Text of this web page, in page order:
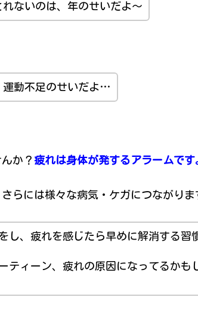
ないのは、年のせいだよ～
運動不足のせいだよ…
か？ 疲れは身体が発するアラームです
らには様々な病気・ケガにつながりま
し、疲れを感じたら早めに解消する習
ティーン、疲れの原因になってるかも